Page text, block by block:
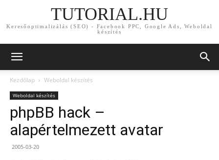
TUTORIAL.HU
Keresőoptimalizálás (SEO) - Facebook PPC, Google Ads, Weboldal
készítés
Kezdőlap Weboldal készítés
Weboldal készítés
phpBB hack –
alapértelmezett avatar
2005-03-20